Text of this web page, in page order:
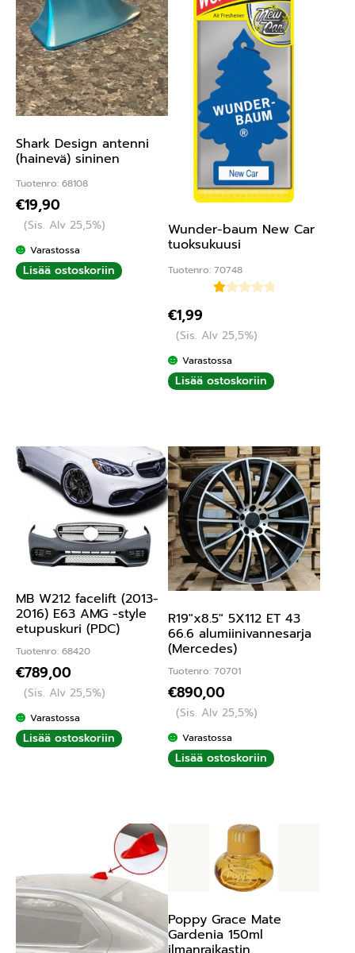
Shark Design antenni
(hainevä) sininen
Tuotenro: 68108
€19,90
(Sis. Alv 25,5%)
Varastossa
Lisää ostoskoriin
Wunder-baum New Car
tuoksukuusi
Tuotenro: 70748
ste
tu
ott
1.
00
/ 5
€1,99
(Sis. Alv 25,5%)
Varastossa
Lisää ostoskoriin
MB W212 facelift (2013-
2016) E63 AMG -style
etupuskuri (PDC)
Tuotenro: 68420
€789,00
(Sis. Alv 25,5%)
Varastossa
Lisää ostoskoriin
R19″x8.5″ 5X112 ET 43
66.6 alumiinivannesarja
(Mercedes)
Tuotenro: 70701
€890,00
(Sis. Alv 25,5%)
Varastossa
Lisää ostoskoriin
Poppy Grace Mate
Gardenia 150ml